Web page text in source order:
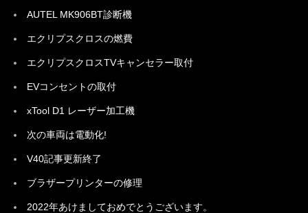
AUTEL MK906BT診断機
エクリプスクロスの燃費
エクリプスクロスTVキャンセラー取付
EVコンセントの取付
xTool D1 レーザー加工機
次の車両は電動化!
V40記事更新終了
ブラザープリンターの修理
2022年あけましておめでとうございます。